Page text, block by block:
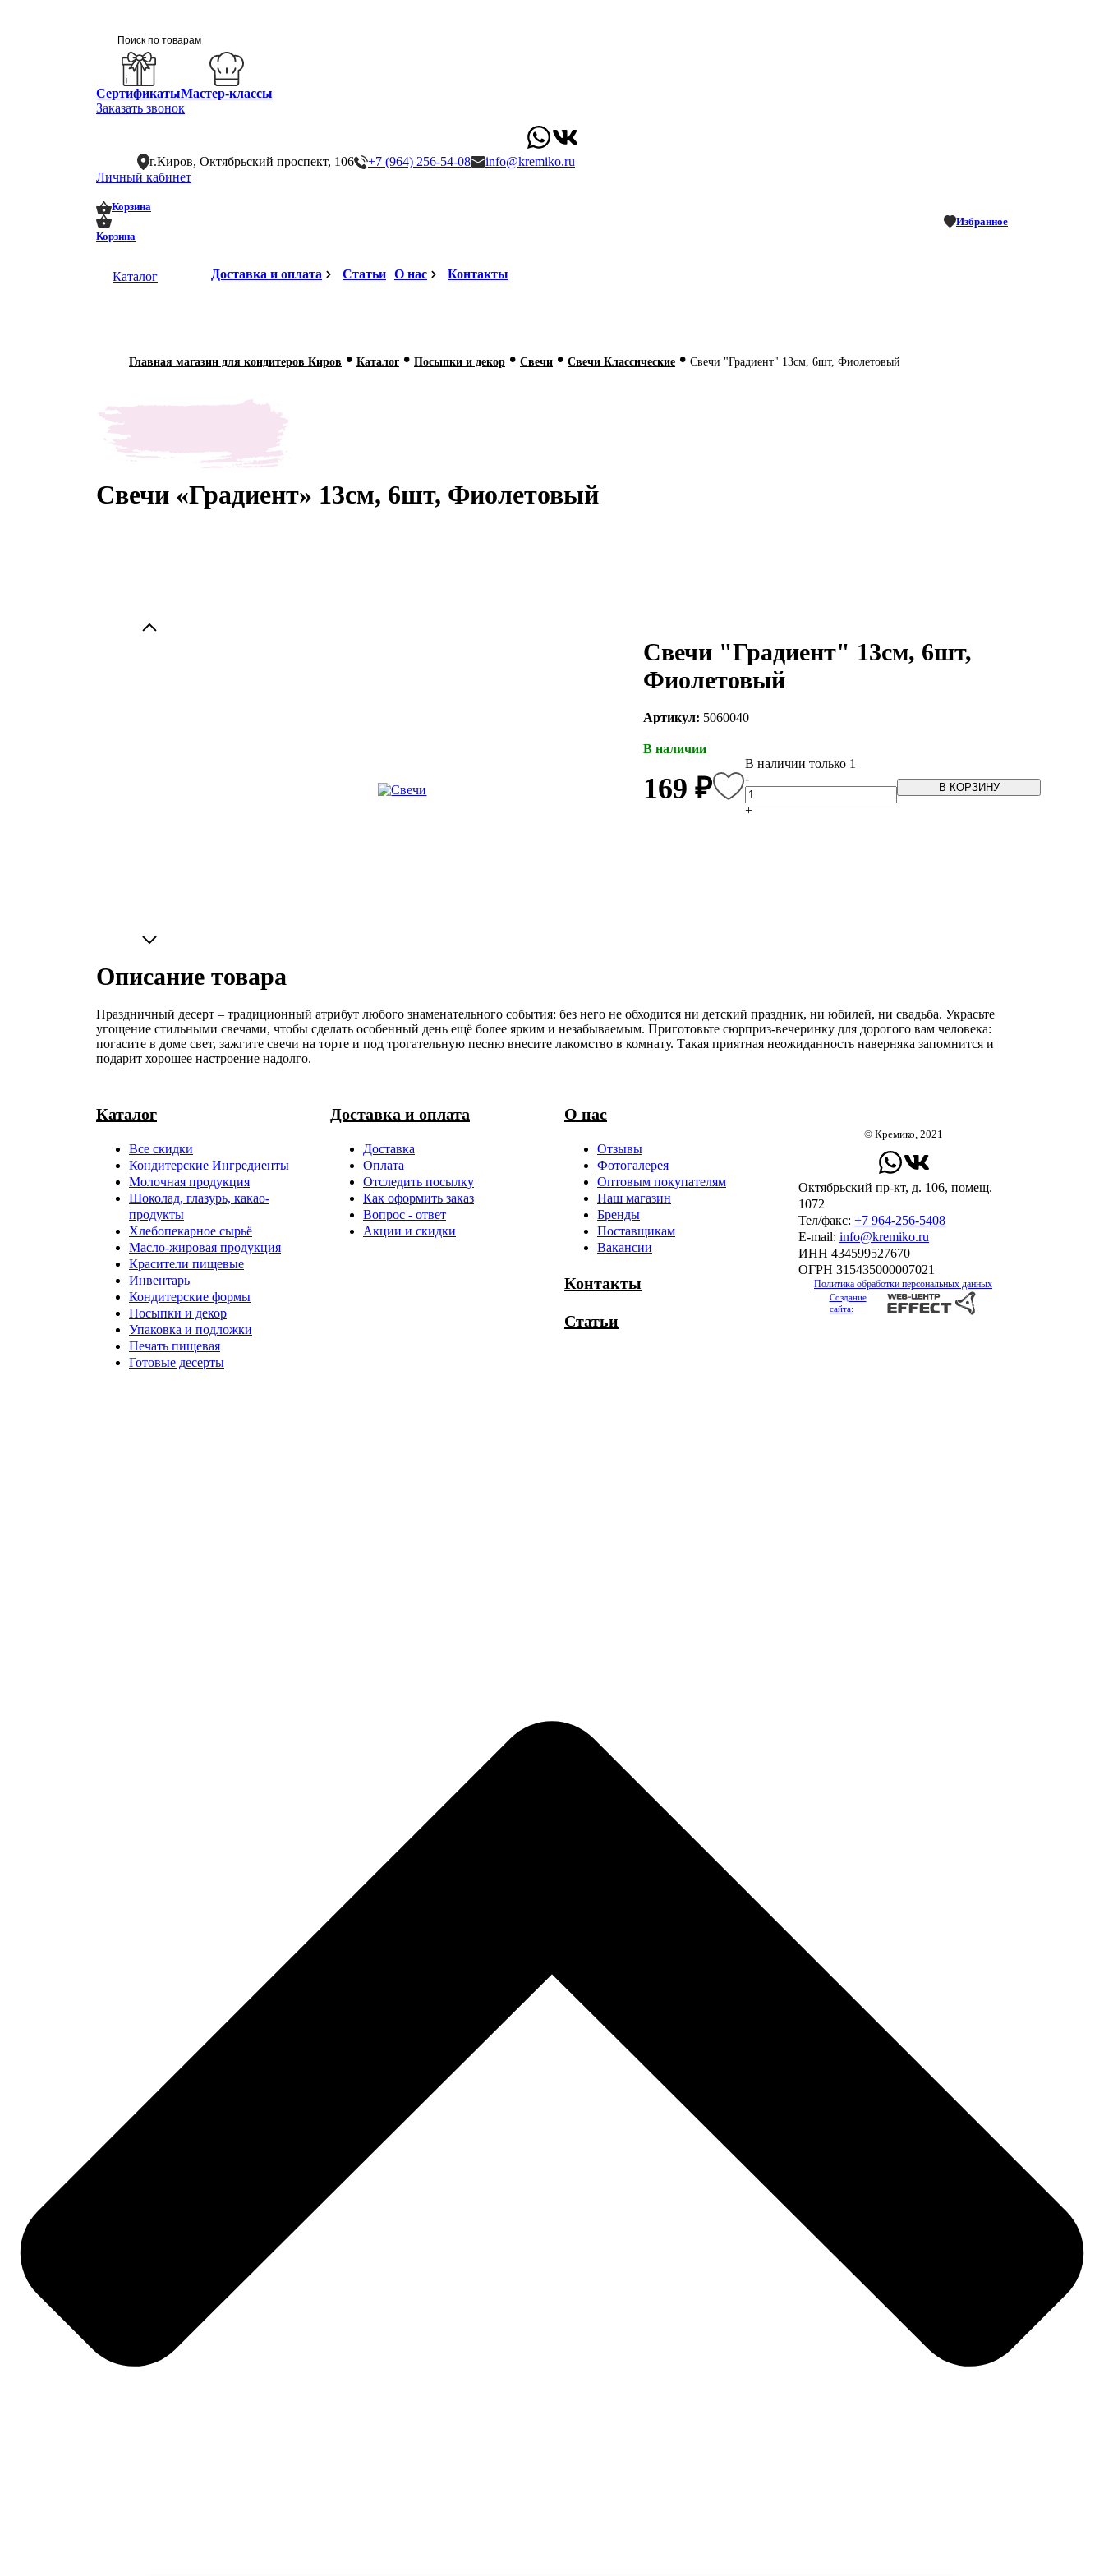
СертификатыМастер-классы
Заказать звонок
г.Киров, Октябрьский проспект, 106 +7 (964) 256-54-08
info@kremiko.ru
Личный кабинет
Корзина
Корзина
Избранное
Каталог Доставка и оплата Статьи О нас Контакты
Главная магазин для кондитеров Киров • Каталог • Посыпки и декор • Свечи • Свечи Классические • Свечи "Градиент" 13см, 6шт, Фиолетовый
Свечи «Градиент» 13см, 6шт, Фиолетовый
Свечи "Градиент" 13см, 6шт,
Фиолетовый
Артикул: 5060040
В наличии
169 ₽
В наличии только 1
-
+
В КОРЗИНУ
Описание товара
Праздничный десерт – традиционный атрибут любого знаменательного события: без него не обходится ни детский праздник, ни юбилей, ни свадьба. Украсьте
угощение стильными свечами, чтобы сделать особенный день ещё более ярким и незабываемым. Приготовьте сюрприз-вечеринку для дорогого вам человека:
погасите в доме свет, зажгите свечи на торте и под трогательную песню внесите лакомство в комнату. Такая приятная неожиданность наверняка запомнится и
подарит хорошее настроение надолго.
Каталог
Все скидки
Кондитерские Ингредиенты
Молочная продукция
Шоколад, глазурь, какао-
продукты
Хлебопекарное сырьё
Масло-жировая продукция
Красители пищевые
Инвентарь
Кондитерские формы
Посыпки и декор
Упаковка и подложки
Печать пищевая
Готовые десерты
Доставка и оплата
Доставка
Оплата
Отследить посылку
Как оформить заказ
Вопрос - ответ
Акции и скидки
О нас
Отзывы
Фотогалерея
Оптовым покупателям
Наш магазин
Бренды
Поставщикам
Вакансии
Контакты
Статьи
© Кремико, 2021
Октябрьский пр-кт, д. 106, помещ.
1072
Тел/факс: +7 964-256-5408
Е-mail: info@kremiko.ru
ИНН 434599527670
ОГРН 315435000007021
Политика обработки персональных данных
Создание
сайта: